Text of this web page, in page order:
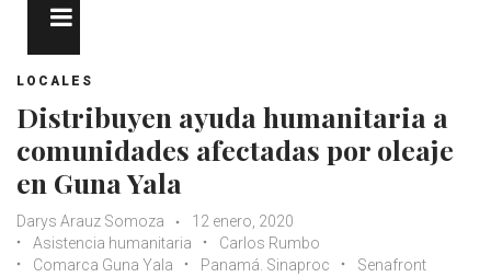
LOCALES
Distribuyen ayuda humanitaria a
comunidades afectadas por oleaje
en Guna Yala
Darys Arauz Somoza
12 enero, 2020
Asistencia humanitaria
Carlos Rumbo
Comarca Guna Yala
Panamá. Sinaproc Senafront